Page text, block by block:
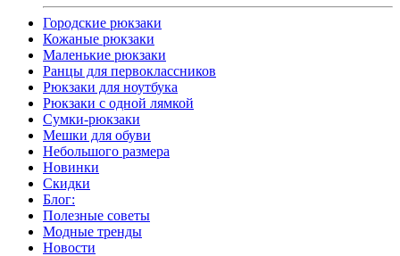
Городские рюкзаки
Кожаные рюкзаки
Маленькие рюкзаки
Ранцы для первоклассников
Рюкзаки для ноутбука
Рюкзаки с одной лямкой
Сумки-рюкзаки
Мешки для обуви
Небольшого размера
Новинки
Скидки
Блог:
Полезные советы
Модные тренды
Новости